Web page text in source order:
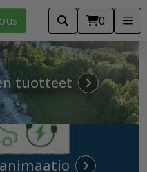
0
tuotteet